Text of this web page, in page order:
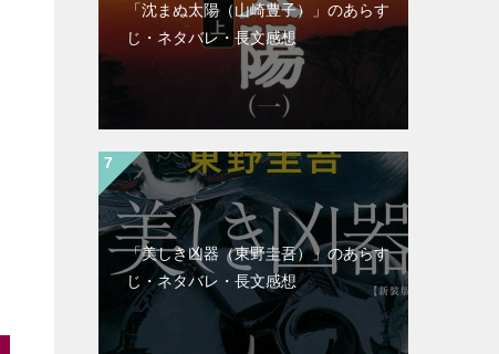
「沈まぬ太陽（山崎豊子）」のあらす
じ・ネタバレ・長文感想
「美しき凶器（東野圭吾）」のあらす
じ・ネタバレ・長文感想